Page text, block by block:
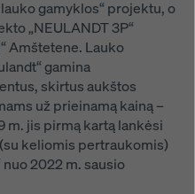
gamyklos“ projektu, o
„NEULANDT 3P“
Amštetene. Lauko
gamina
skirtus aukštos
už prieinamą kainą –
m. jis pirmą kartą lankėsi
keliomis pertraukomis)
2022 m. sausio